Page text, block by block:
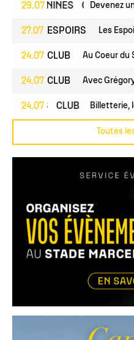
29.07 CLUB Devenez
27.07 ESPOIRS Les
24.07 CLUB Au Coeur du
24.07 CLUB Avec
24.07
PROS CLUB Billetterie,
Toutes